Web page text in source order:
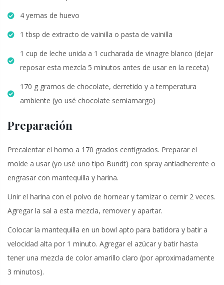
4 yemas de huevo
1 tbsp de extracto de vainilla o pasta de vainilla
1 cup de leche unida a 1 cucharada de vinagre blanco (dejar
reposar esta mezcla 5 minutos antes de usar en la receta)
170 g gramos de chocolate, derretido y a temperatura
ambiente (yo usé chocolate semiamargo)
Preparación
Precalentar el horno a 170 grados centígrados. Preparar el
molde a usar (yo usé uno tipo Bundt) con spray antiadherente o
engrasar con mantequilla y harina.
Unir el harina con el polvo de hornear y tamizar o cernir 2 veces.
Agregar la sal a esta mezcla, remover y apartar.
Colocar la mantequilla en un bowl apto para batidora y batir a
velocidad alta por 1 minuto. Agregar el azúcar y batir hasta
tener una mezcla de color amarillo claro (por aproximadamente
3 minutos).